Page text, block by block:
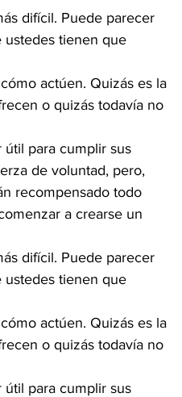
difícil. Puede parecer
ustedes tienen que
actúen. Quizás es la
o quizás todavía no
útil para cumplir sus
de voluntad, pero,
recompensado todo
a crearse un
difícil. Puede parecer
ustedes tienen que
actúen. Quizás es la
o quizás todavía no
útil para cumplir sus